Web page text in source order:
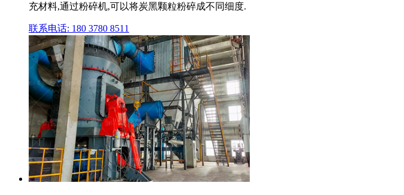
充材料,通过粉碎机,可以将炭黑颗粒粉碎成不同细度.
联系电话: 180 3780 8511